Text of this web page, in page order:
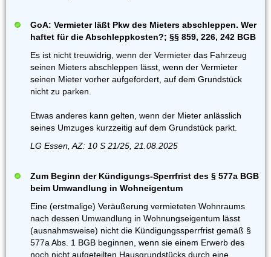
GoA: Vermieter läßt Pkw des Mieters abschleppen. Wer
haftet für die Abschleppkosten?; §§ 859, 226, 242 BGB
Es ist nicht treuwidrig, wenn der Vermieter das Fahrzeug
seinen Mieters abschleppen lässt, wenn der Vermieter
seinen Mieter vorher aufgefordert, auf dem Grundstück
nicht zu parken.
Etwas anderes kann gelten, wenn der Mieter anlässlich
seines Umzuges kurzzeitig auf dem Grundstück parkt.
LG Essen, AZ: 10 S 21/25, 21.08.2025
Zum Beginn der Kündigungs-Sperrfrist des § 577a BGB
beim Umwandlung in Wohneigentum
Eine (erstmalige) Veräußerung vermieteten Wohnraums
nach dessen Umwandlung in Wohnungseigentum lässt
(ausnahmsweise) nicht die Kündigungssperrfrist gemäß §
577a Abs. 1 BGB beginnen, wenn sie einem Erwerb des
noch nicht aufgeteilten Hausgrundstücks durch eine